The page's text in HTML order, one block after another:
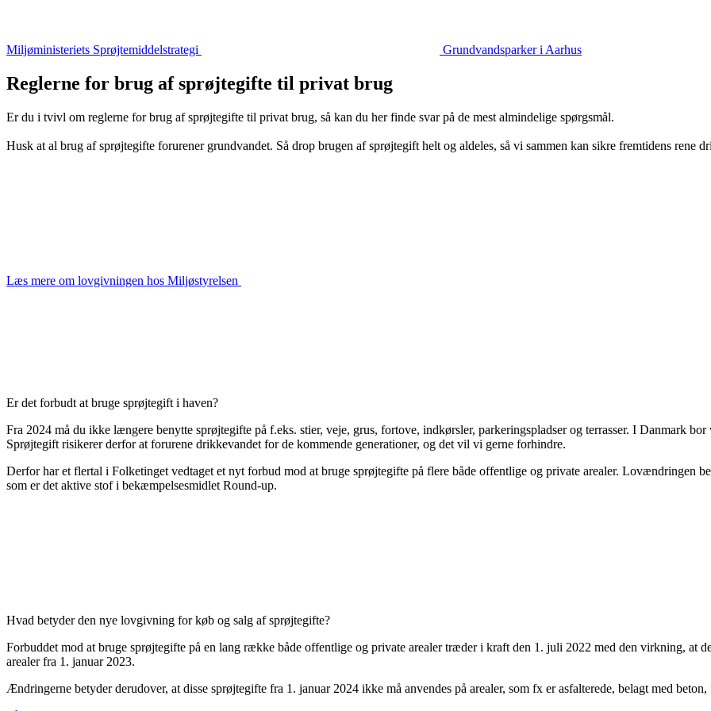
Miljøministeriets Sprøjtemiddelstrategi Grundvandsparker i Aarhus
Reglerne for brug af sprøjtegifte til privat brug
Er du i tvivl om reglerne for brug af sprøjtegifte til privat brug, så kan du her finde svar på de mest almindelige spørgsmål.
Husk at al brug af sprøjtegifte forurener grundvandet. Så drop brugen af sprøjtegift helt og aldeles, så vi sammen kan sikre fremtidens rene
Læs mere om lovgivningen hos Miljøstyrelsen
Er det forbudt at bruge sprøjtegift i haven?
Fra 2024 må du ikke længere benytte sprøjtegifte på f.eks. stier, veje, grus, fortove, indkørsler, parkeringspladser og terrasser. I Danmark
Sprøjtegift risikerer derfor at forurene drikkevandet for de kommende generationer, og det vil vi gerne forhindre.
Derfor har et flertal i Folketinget vedtaget et nyt forbud mod at bruge sprøjtegifte på flere både offentlige og private arealer. Lovændringen
som er det aktive stof i bekæmpelsesmidlet Round-up.
Hvad betyder den nye lovgivning for køb og salg af sprøjtegifte?
Forbuddet mod at bruge sprøjtegifte på en lang række både offentlige og private arealer træder i kraft den 1. juli 2022 med den virkning, at
arealer fra 1. januar 2023.
Ændringerne betyder derudover, at disse sprøjtegifte fra 1. januar 2024 ikke må anvendes på arealer, som fx er asfalterede, belagt med